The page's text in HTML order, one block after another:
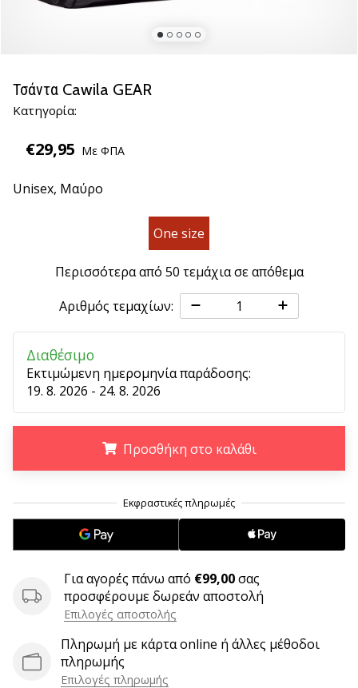
του
βόλεϊ
όπως
Ελάτε
μας
9 λεπτά ανάγνωσης
Weplayvolleyball
Συνεργατών
σας
ιστότοπο,
ιστολόγιο,
σελίδα
Facebook
ή
φόρουμ
συζητήσεων;
Αφήστε
τα
Τσάντα Cawila GEAR
Κατηγορία:
€29,95 Με ΦΠΑ
Unisex, Μαύρο
One size
Περισσότερα από 50 τεμάχια σε απόθεμα
Αριθμός τεμαχίων:
Διαθέσιμο
Εκτιμώμενη ημερομηνία παράδοσης:
19. 8. 2026 - 24. 8. 2026
Προσθήκη στο καλάθι
Για αγορές πάνω από €99,00σας
προσφέρουμε δωρεάν αποστολή
Επιλογές αποστολής
Πληρωμή με κάρτα online ή άλλες μέθοδοι
πληρωμής
Επιλογές πληρωμής